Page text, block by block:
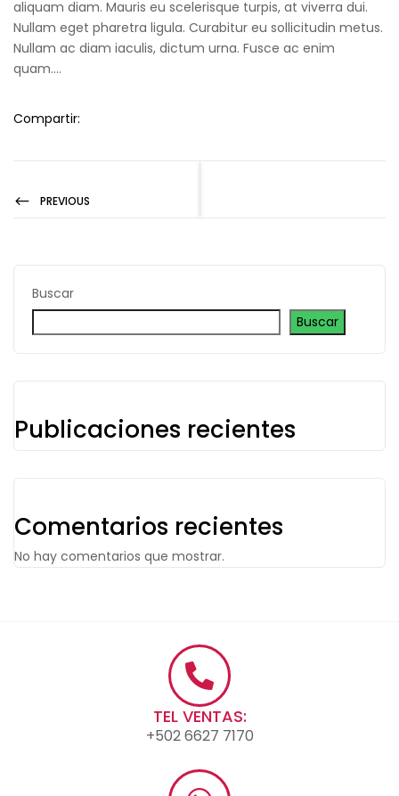
Buscar
Buscar
Publicaciones recientes
Comentarios recientes
No hay comentarios que mostrar.
aliquam diam. Mauris eu scelerisque turpis, at viverra dui.
Nullam eget pharetra ligula. Curabitur eu sollicitudin metus.
Nullam ac diam iaculis, dictum urna. Fusce ac enim
quam….
Compartir:
PREVIOUS
TEL VENTAS:
+502 6627 7170